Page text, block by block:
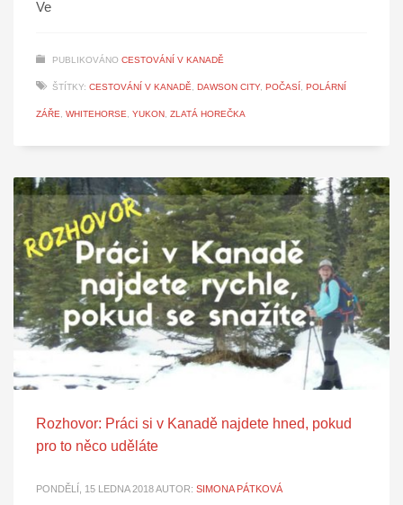
Ve
PUBLIKOVÁNO CESTOVÁNÍ V KANADĚ
ŠTÍTKY: CESTOVÁNÍ V KANADĚ, DAWSON CITY, POČASÍ, POLÁRNÍ
ZÁŘE, WHITEHORSE, YUKON, ZLATÁ HOREČKA
Rozhovor: Práci si v Kanadě najdete hned, pokud
pro to něco uděláte
PONDĚLÍ, 15 LEDNA 2018AUTOR: SIMONA PÁTKOVÁ